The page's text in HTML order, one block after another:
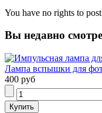
You have no rights to
Вы недавно
Лампа вспышки для
400 руб